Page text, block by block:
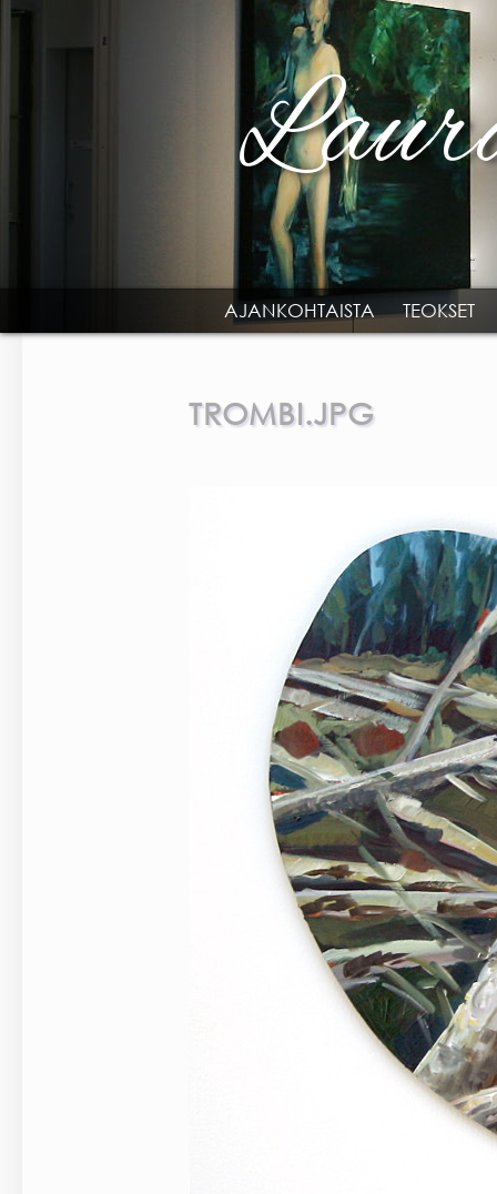
Skip to main content
MAIN MENU
AJANKOHTAISTA TEOKSET
TROMBI.JPG